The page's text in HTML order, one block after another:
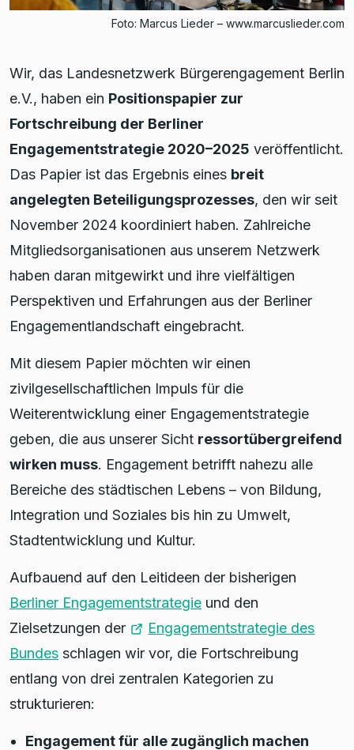
Foto: Marcus Lieder – www.marcuslieder.com
Wir, das Landesnetzwerk Bürgerengagement Berlin
e.V., haben ein Positionspapier zur
Fortschreibung der Berliner
Engagementstrategie 2020–2025 veröffentlicht.
Das Papier ist das Ergebnis eines breit
angelegten Beteiligungsprozesses, den wir seit
November 2024 koordiniert haben. Zahlreiche
Mitgliedsorganisationen aus unserem Netzwerk
haben daran mitgewirkt und ihre vielfältigen
Perspektiven und Erfahrungen aus der Berliner
Engagementlandschaft eingebracht.
Mit diesem Papier möchten wir einen
zivilgesellschaftlichen Impuls für die
Weiterentwicklung einer Engagementstrategie
geben, die aus unserer Sicht ressortübergreifend
wirken muss. Engagement betrifft nahezu alle
Bereiche des städtischen Lebens – von Bildung,
Integration und Soziales bis hin zu Umwelt,
Stadtentwicklung und Kultur.
Aufbauend auf den Leitideen der bisherigen
Berliner Engagementstrategie und den
Zielsetzungen der
Engagementstrategie des
Bundes schlagen wir vor, die Fortschreibung
entlang von drei zentralen Kategorien zu
strukturieren:
Engagement für alle zugänglich machen